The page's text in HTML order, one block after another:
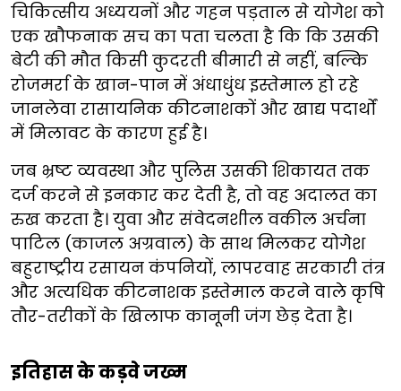
चिकित्सीय अध्ययनों और गहन पड़ताल से योगेश को
एक खौफनाक सच का पता चलता है कि कि उसकी
बेटी की मौत किसी कुदरती बीमारी से नहीं, बल्कि
रोजमर्रा के खान-पान में अंधाधुंध इस्तेमाल हो रहे
जानलेवा रासायनिक कीटनाशकों और खाद्य पदार्थों
में मिलावट के कारण हुई है।
जब भ्रष्ट व्यवस्था और पुलिस उसकी शिकायत तक
दर्ज करने से इनकार कर देती है, तो वह अदालत का
रुख करता है। युवा और संवेदनशील वकील अर्चना
पाटिल (काजल अग्रवाल) के साथ मिलकर योगेश
बहुराष्ट्रीय रसायन कंपनियों, लापरवाह सरकारी तंत्र
और अत्यधिक कीटनाशक इस्तेमाल करने वाले कृषि
तौर-तरीकों के खिलाफ कानूनी जंग छेड़ देता है।
इतिहास के कड़वे जख्म